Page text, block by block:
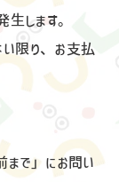
します。
い限り、お支払
で」にお問い